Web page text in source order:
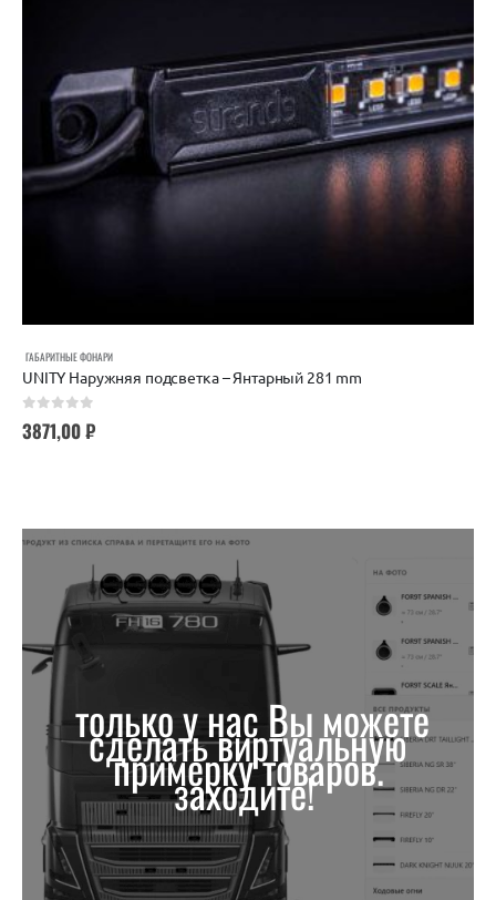
ГАБАРИТНЫЕ ФОНАРИ
UNITY Наружняя подсветка – Янтарный 281 mm
3871,00₽
только у нас Вы можете
сделать виртуальную
примерку товаров.
заходите!